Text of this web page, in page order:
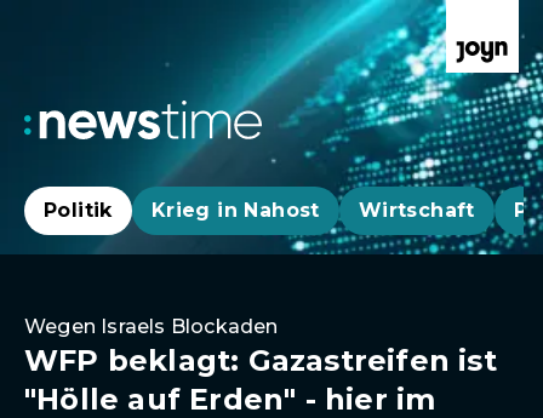
Politik Krieg in Nahost Wirtschaft
Wegen Israels Blockaden
WFP beklagt: Gazastreifen ist
"Hölle auf Erden" - hier im